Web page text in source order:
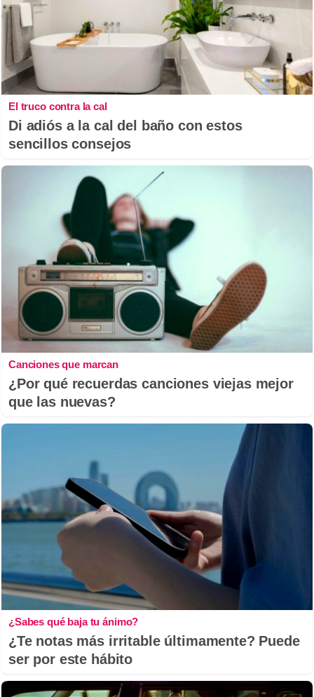
El truco contra la cal
Di adiós a la cal del baño con estos
sencillos consejos
Canciones que marcan
¿Por qué recuerdas canciones viejas mejor
que las nuevas?
¿Sabes qué baja tu ánimo?
¿Te notas más irritable últimamente? Puede
ser por este hábito